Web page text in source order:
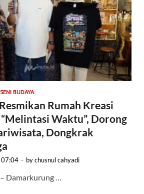
SENI BUDAYA
Rumah Kreasi
Waktu”, Dorong
Dongkrak
07:04 - bychusnul cahyadi
Damarkurung …